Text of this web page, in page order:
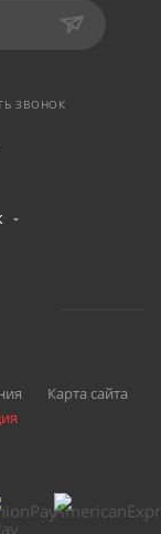
ЗВОНОК
Карта сайта